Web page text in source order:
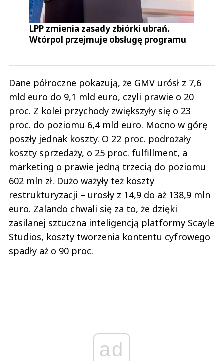
LPP zmienia zasady zbiórki ubrań.
Wtórpol przejmuje obsługę programu
Dane półroczne pokazują, że GMV urósł z 7,6
mld euro do 9,1 mld euro, czyli prawie o 20
proc. Z kolei przychody zwiększyły się o 23
proc. do poziomu 6,4 mld euro. Mocno w górę
poszły jednak koszty. O 22 proc. podrożały
koszty sprzedaży, o 25 proc. fulfillment, a
marketing o prawie jedną trzecią do poziomu
602 mln zł. Dużo ważyły też koszty
restrukturyzacji – urosły z 14,9 do aż 138,9 mln
euro. Zalando chwali się za to, że dzięki
zasilanej sztuczna inteligencją platformy Scayle
Studios, koszty tworzenia kontentu cyfrowego
spadły aż o 90 proc.
ad